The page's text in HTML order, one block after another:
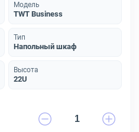
Модель
TWT Business
Тип
Напольный шкаф
Высота
22U